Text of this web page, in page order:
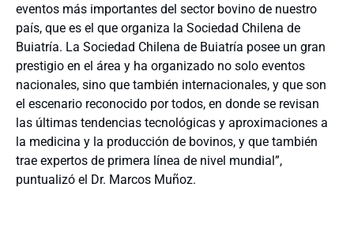
eventos más importantes del sector bovino de nuestro
país, que es el que organiza la Sociedad Chilena de
Buiatría. La Sociedad Chilena de Buiatría posee un gran
prestigio en el área y ha organizado no solo eventos
nacionales, sino que también internacionales, y que son
el escenario reconocido por todos, en donde se revisan
las últimas tendencias tecnológicas y aproximaciones a
la medicina y la producción de bovinos, y que también
trae expertos de primera línea de nivel mundial”,
puntualizó el Dr. Marcos Muñoz.